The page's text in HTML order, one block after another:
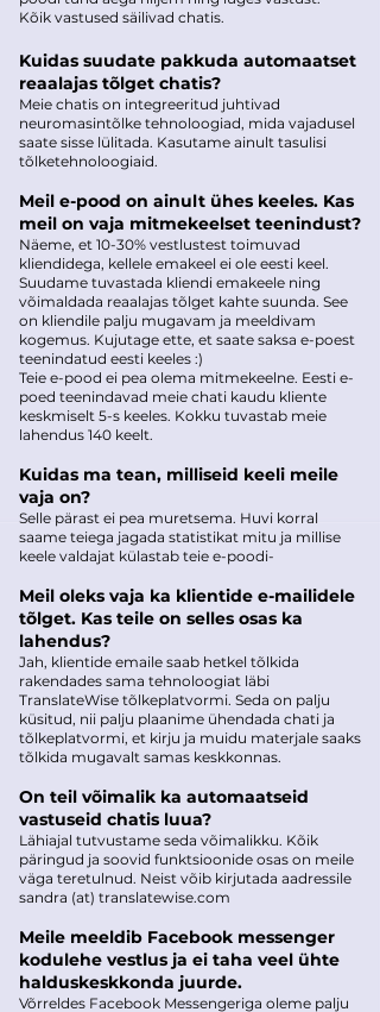
Kõik vastused säilivad chatis.
Kuidas suudate pakkuda automaatset
reaalajas tõlget chatis?
Meie chatis on integreeritud juhtivad
neuromasintõlke tehnoloogiad, mida vajadusel
saate sisse lülitada. Kasutame ainult tasulisi
tõlketehnoloogiaid.
Meil e-pood on ainult ühes keeles. Kas
meil on vaja mitmekeelset teenindust?
Näeme, et 10-30% vestlustest toimuvad
kliendidega, kellele emakeel ei ole eesti keel.
Suudame tuvastada kliendi emakeele ning
võimaldada reaalajas tõlget kahte suunda. See
on kliendile palju mugavam ja meeldivam
kogemus. Kujutage ette, et saate saksa e-poest
teenindatud eesti keeles :)
Teie e-pood ei pea olema mitmekeelne. Eesti e-
poed teenindavad meie chati kaudu kliente
keskmiselt 5-s keeles. Kokku tuvastab meie
lahendus 140 keelt.
Kuidas ma tean, milliseid keeli meile
vaja on?
Selle pärast ei pea muretsema. Huvi korral
saame teiega jagada statistikat mitu ja millise
keele valdajat külastab teie e-poodi-
Meil oleks vaja ka klientide e-mailidele
tõlget. Kas teile on selles osas ka
lahendus?
Jah, klientide emaile saab hetkel tõlkida
rakendades sama tehnoloogiat läbi
TranslateWise tõlkeplatvormi. Seda on palju
küsitud, nii palju plaanime ühendada chati ja
tõlkeplatvormi, et kirju ja muidu materjale saaks
tõlkida mugavalt samas keskkonnas.
On teil võimalik ka automaatseid
vastuseid chatis luua?
Lähiajal tutvustame seda võimalikku. Kõik
päringud ja soovid funktsioonide osas on meile
väga teretulnud. Neist võib kirjutada aadressile
sandra (at) translatewise.com
Meile meeldib Facebook messenger
kodulehe vestlus ja ei taha veel ühte
halduskeskkonda juurde.
Võrreldes Facebook Messengeriga oleme palju